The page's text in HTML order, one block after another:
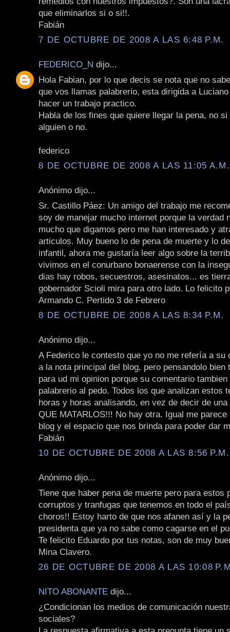
que eliminarlos si o si!!.
Fabián
7 DE OCTUBRE DE 2008 A LAS 6:48 P.M.
FEDERICO_N dijo...
Hola Fabian, por lo que decis se nota que no
que vos llamas palabrerio, esta dirigida a
hacer un trabajo practico.
Habla de los fines que quiere llegar la pena, no
alguien o no.
federico
8 DE OCTUBRE DE 2008 A LAS 11:05 A.M.
Anónimo dijo...
Sr. Castillo Páez: Un amigo del trabajo me
soy de manejar mucho internet porque la verdad
mucho que digamos pero me han interesado y
articulos. Muy bueno lo de pena de muerte y lo
infantil, ahora me gustaría leer algo sobre la
vivimos en el conurbano bonaerense con la
dias hay robos, secuestros, asesinatos... es
gobernador Scioli mira para otro lado. Lo felicito
Armando C. Pertido 3 de Febrero
8 DE OCTUBRE DE 2008 A LAS 8:34 P.M.
Anónimo dijo...
A Federico le contesto que yo no me refería a su
a la nota principal del blog, pero pensandolo bien
para ud mi opinion porque su comentario
palabrerio al pedo. Todos los que analizan estos
horas y horas analisando, en vez de decir de
QUE MATARLOS!!! No hay otra. Igual me parece
blog y el espacio que nos brinda para poder dar
Fabián
10 DE OCTUBRE DE 2008 A LAS 8:56 P.M.
Anónimo dijo...
Tiene que haber pena de muerte pero para estos
corruptos y tranfugas que tenemos en todo el
choros!! Estoy harto de que nos afanen así y la
presidenta que ya no sabe como cagarse en el
Te felicito Eduardo por tus notas, son de muy
Mina Clavero.
26 DE OCTUBRE DE 2008 A LAS 10:08
NITO ABONANTE dijo...
¿Condicionan los medios de comunicación
sociales?